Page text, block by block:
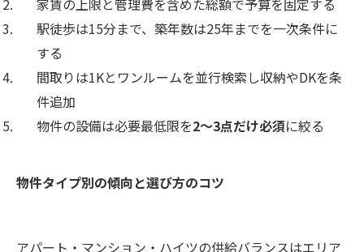
駅徒歩は15分まで、築年数は25年までを一次条件に
する
間取りは1Kとワンルームを並行検索し収納やDKを条
件追加
物件の設備は必要最低限を2〜3点だけ必須に絞る
物件タイプ別の傾向と選び方のコツ
アパート・マンション・ハイツの供給バランスはエリア